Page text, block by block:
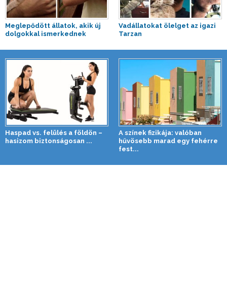
Meglepődött állatok, akik új
dolgokkal ismerkednek
Vadállatokat ölelget az igazi
Tarzan
Haspad vs. felülés a földön –
hasizom biztonságosan ...
A színek fizikája: valóban
hűvösebb marad egy fehérre
fest...